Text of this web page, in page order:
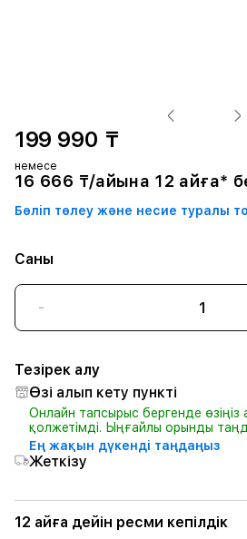
199 990 ₸
немесе
16 666 ₸/айына 12 айға*
Бөліп төлеу және несие туралы
Саны
-
Тезірек алу
Өзі алып кету пункті
Онлайн тапсырыс бергенде өзіңіз
қолжетімді. Ыңғайлы орынды
Ең жақын дүкенді таңдаңыз
Жеткізу
12 айға дейін ресми кепілдік